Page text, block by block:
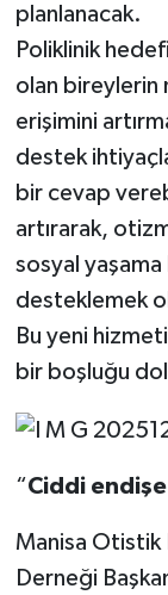
planlanacak.
Poliklinik
olan bireylerin
erişimini
destek
bir cevap
artırarak,
sosyal yaşama
desteklemek
Bu yeni
bir boşluğu
“Ciddi endişe
Manisa Otistik
Derneği